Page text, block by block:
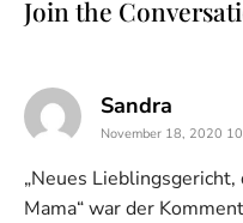
Join the
Sandra
November 18, 2020
„Neues
Mama“ war der